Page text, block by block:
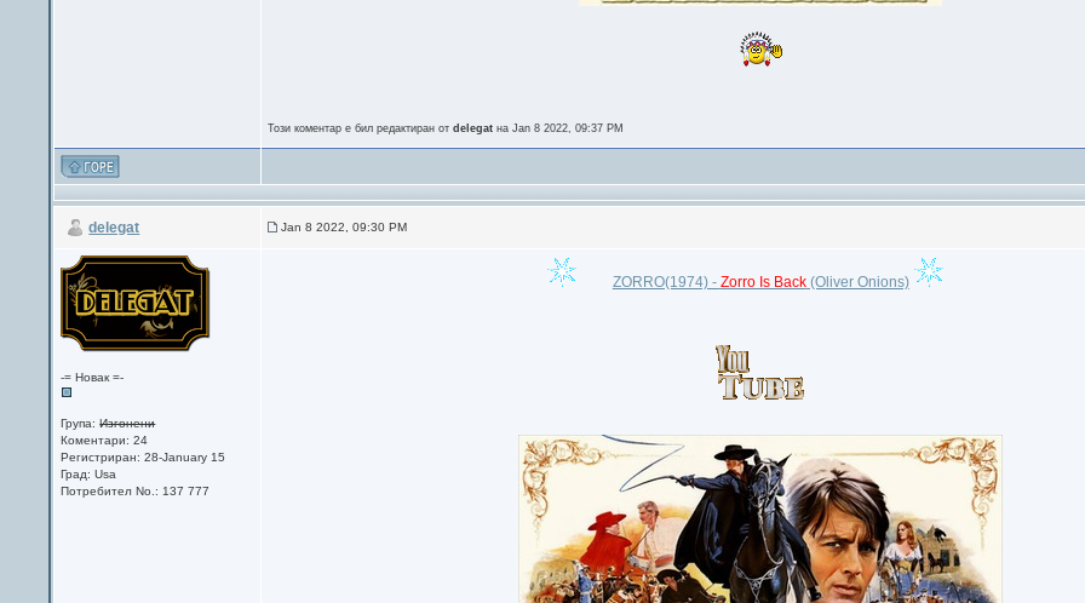
Този коментар е бил редактиран отdelegat на Jan 8 2022, 09:37 PM
delegat Jan 8 2022, 09:30 PM
-= Новак =-
Група:Изгонени
Коментари: 24
Регистриран: 28-January 15
Град: Usa
Потребител No.: 137 777
ZORRO(1974) - Zorro Is Back(Oliver Onions)